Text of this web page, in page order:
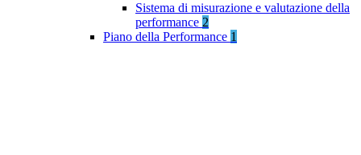
Sistema di misurazione e valutazione della
performance 2
Piano della Performance 1